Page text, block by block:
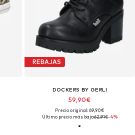
REBAJAS
DOCKERS BY GERLI
59,90€
Precio original: 69,90€
Último precio más bajo:62,91€-4%